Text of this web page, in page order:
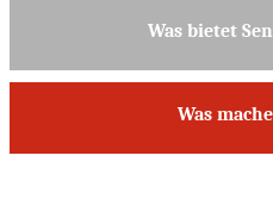
Was bietet
Was